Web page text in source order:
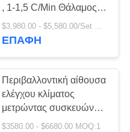
, 1-1,5 C/Min Θάλαμος
Ελέγχου Κλίματος
$3,980.00 - $5,580.00/Set MOQ:1
ΕΠΑΦΉ
Περιβαλλοντική αίθουσα
ελέγχου κλίματος
μετρώντας συσκευών
τεχνητή
$3580.00 - $6680.00 MOQ:1